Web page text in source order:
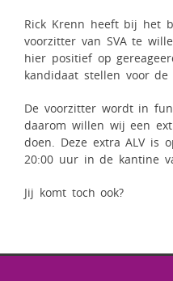
Rick Krenn heeft bij het
voorzitter van SVA te
hier positief op
kandidaat stellen voor
De voorzitter wordt in
daarom willen wij een
doen. Deze extra ALV is
20:00 uur in de kantine
Jij komt toch ook?